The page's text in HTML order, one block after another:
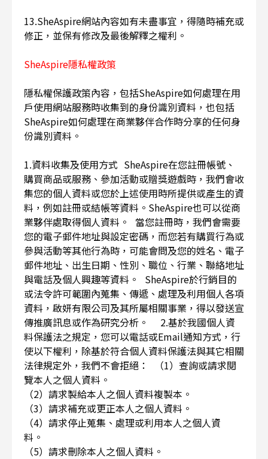
13.SheAspire網站內容如有未盡事宜，得隨時補充或
修正，並保有修改及最後解釋之權利。
SheAspire隱私權政策
隱私權保護政策內容，包括SheAspire如何處理在用
戶使用網站服務時收集到的身份識別資料，也包括
SheAspire如何處理在商業夥伴合作時分享的任何身
份識別資料。
1.資料收集及使用方式 SheAspire在您註冊帳號、
購買商品或服務、參加活動或贈獎遊戲時，我們會收
集您的個人資料或您於上述使用時所提供或產生的資
料，例如註冊或結帳等資料。SheAspire也可以從商
業夥伴處取得個人資料。 當您註冊時，我們會需要
您的電子郵件地址與設定密碼，而您若有購買行為或
參與活動等其他行為時，可能會問及您的姓名、電子
郵件地址、出生日期、性別、職位、行業、聯絡地址
與電話及個人興趣等資料。 SheAspire於行銷目的
或法令許可範圍內蒐集、傳遞、處理及利用個人各項
資料，啟妍有限公司及其所屬相關事業，得以發送宣
傳推廣訊息或作為研究分析。 2.基於我國個人資
料保護法之規定，您可以電話或Email通知方式，行
使以下權利，除基於符合個人資料保護法與其它相關
法律規定外，我們不會拒絕： （1）查詢或請求閱
覽本人之個人資料。
（2）請求製給本人之個人資料複製本。
（3）請求補充或更正本人之個人資料。
（4）請求停止蒐集、處理或利用本人之個人資
料。
（5）請求刪除本人之個人資料。